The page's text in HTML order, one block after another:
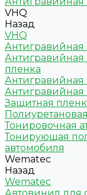
VHQ
Назад
VHQ
Антигравийная
пленка
Антигравийная
Антигравийная
Защитная
Тонировочная
Тонирующая
автомобиля
Wematec
Назад
Wematec